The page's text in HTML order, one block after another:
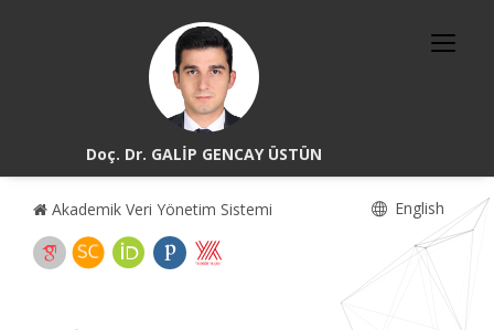
Doç. Dr. GALİP GENCAY ÜSTÜN
Akademik Veri Yönetim Sistemi English